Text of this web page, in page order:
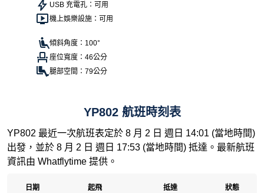
USB 充電孔：可用
機上娛樂設施：可用
傾斜角度：100°
座位寬度：46公分
腿部空間：79公分
YP802 航班時刻表
YP802 最近一次航班表定於 8 月 2 日 週日 14:01 (當地時間)
出發，並於 8 月 2 日 週日 17:53 (當地時間) 抵達。最新航班
資訊由 Whatflytime 提供。
日期 起飛 抵達 狀態